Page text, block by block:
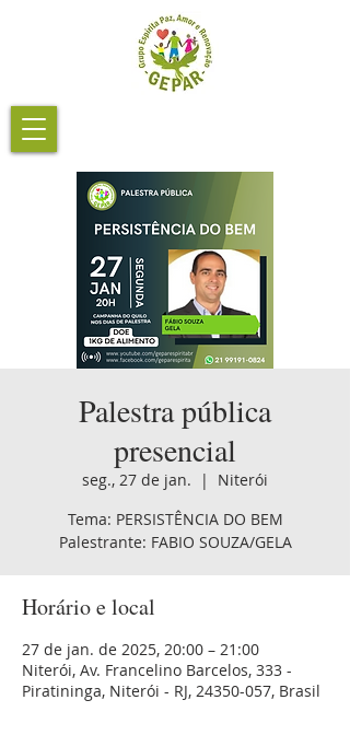
Palestra pública
presencial
seg., 27 de jan.
  |
Niterói
Tema: PERSISTÊNCIA DO BEM
Palestrante: FABIO SOUZA/GELA
Horário e local
27 de jan. de 2025, 20:00 – 21:00
Niterói, Av. Francelino Barcelos, 333 -
Piratininga, Niterói - RJ, 24350-057, Brasil